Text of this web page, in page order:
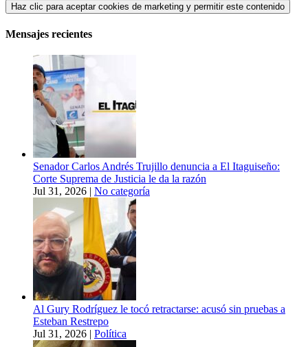
Haz clic para aceptar cookies de marketing y permitir este contenido
Mensajes recientes
Senador Carlos Andrés Trujillo denuncia a El Itaguiseño:
Corte Suprema de Justicia le da la razón
Jul 31, 2026 | No categoría
Al Gury Rodríguez le tocó retractarse: acusó sin pruebas a
Esteban Restrepo
Jul 31, 2026 | Política